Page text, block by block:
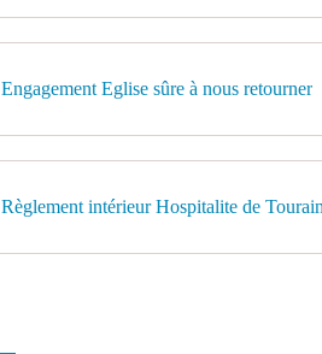
Engagement Eglise sûre à nous retourner
Règlement intérieur Hospitalite de